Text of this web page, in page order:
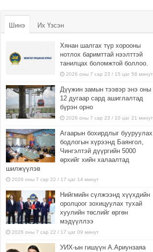
Шинэ Их Үзсэн
Хянан шалгах түр хорооны
нотлох баримттай нээлттэй
танилцах боломжтой боллоо.
2026 оны 7 сар 23 / 15 цаг 58 минут
Дүүжин замын тээвэр энэ оны
12 дугаар сард ашиглалтад
бүрэн орно
2026 оны 7 сар 23 / 10 цаг 21 минут
Агаарын бохирдлыг бууруулах
бодлогын хүрээнд Баянгол,
Чингэлтэй дүүргийн 5000
өрхийг хийн халаалтад
шилжүүлэв
2026 оны 7 сар 22 / 17 цаг 14 минут
Нийгмийн сүлжээнд хүүхдийн
оролцоог зохицуулах тухай
хуулийн төслийг өргөн
мэдүүллээ
2026 оны 7 сар 22 / 17 цаг 09 минут
УИХ-ын гишүүн А.Ариунзаяа